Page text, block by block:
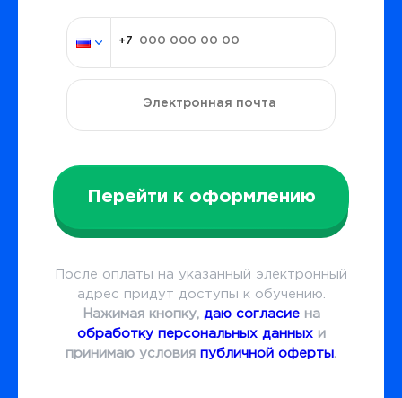
Перейти к оформлению
После оплаты на указанный электронный
адрес придут доступы к обучению.
Нажимая кнопку, даю согласиена
обработку персональных данныхи
принимаю условия публичной оферты.